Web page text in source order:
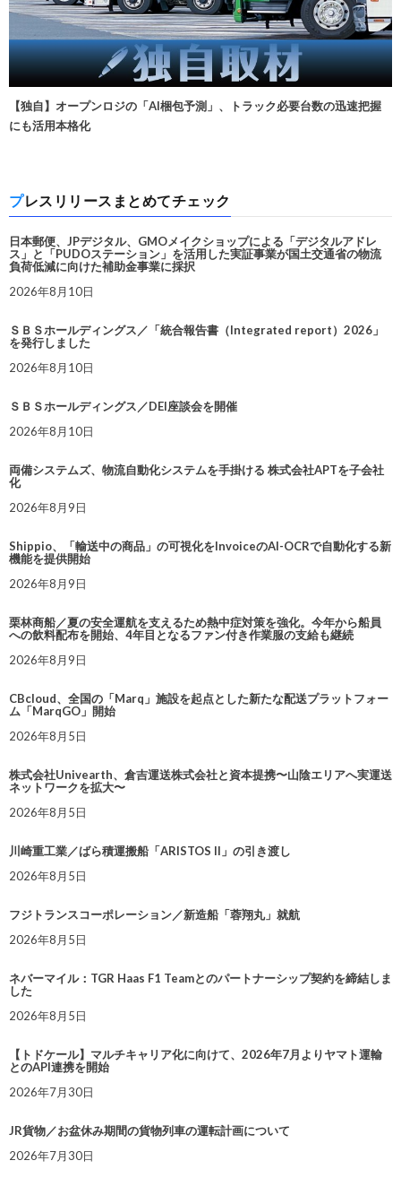
【独自】オープンロジの「AI梱包予測」、トラック必要台数の迅速把握
にも活用本格化
プレスリリースまとめてチェック
日本郵便、JPデジタル、GMOメイクショップによる「デジタルアドレ
ス」と「PUDOステーション」を活用した実証事業が国土交通省の物流
負荷低減に向けた補助金事業に採択
2026年8月10日
ＳＢＳホールディングス／「統合報告書（Integrated report）2026」
を発行しました
2026年8月10日
ＳＢＳホールディングス／DEI座談会を開催
2026年8月10日
両備システムズ、物流自動化システムを手掛ける 株式会社APTを子会社
化
2026年8月9日
Shippio、「輸送中の商品」の可視化をInvoiceのAI-OCRで自動化する新
機能を提供開始
2026年8月9日
栗林商船／夏の安全運航を支えるため熱中症対策を強化。今年から船員
への飲料配布を開始、4年目となるファン付き作業服の支給も継続
2026年8月9日
CBcloud、全国の「Marq」施設を起点とした新たな配送プラットフォー
ム「MarqGO」開始
2026年8月5日
株式会社Univearth、倉吉運送株式会社と資本提携〜山陰エリアへ実運送
ネットワークを拡大〜
2026年8月5日
川崎重工業／ばら積運搬船「ARISTOS II」の引き渡し
2026年8月5日
フジトランスコーポレーション／新造船「蓉翔丸」就航
2026年8月5日
ネバーマイル：TGR Haas F1 Teamとのパートナーシップ契約を締結しま
した
2026年8月5日
【トドケール】マルチキャリア化に向けて、2026年7月よりヤマト運輸
とのAPI連携を開始
2026年7月30日
JR貨物／お盆休み期間の貨物列車の運転計画について
2026年7月30日